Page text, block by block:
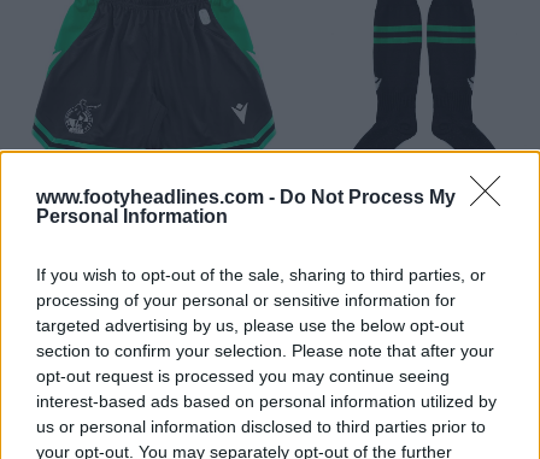
www.footyheadlines.com - Do Not Process My
Personal Information
If you wish to opt-out of the sale, sharing to third parties, or
processing of your personal or sensitive information for
targeted advertising by us, please use the below opt-out
section to confirm your selection. Please note that after your
opt-out request is processed you may continue seeing
interest-based ads based on personal information utilized by
us or personal information disclosed to third parties prior to
your opt-out. You may separately opt-out of the further